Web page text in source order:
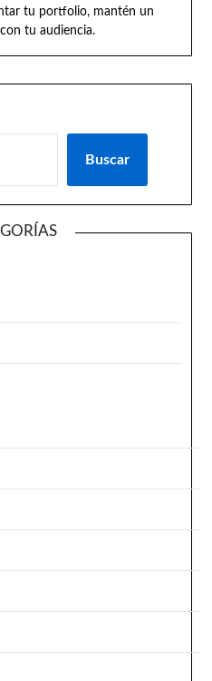
tu portfolio, mantén un
tu audiencia.
Buscar